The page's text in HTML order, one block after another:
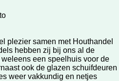
plezier samen met Houthandel
hebben zij bij ons al de
een speelhuis voor de
ook de glazen schuifdeuren
weer vakkundig en netjes